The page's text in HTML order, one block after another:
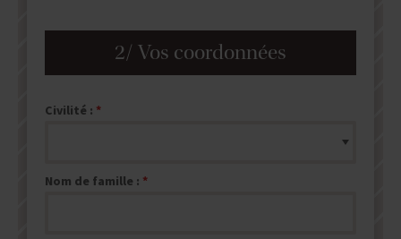
2/ Vos coordonnées
Civilité :
Nom de famille :